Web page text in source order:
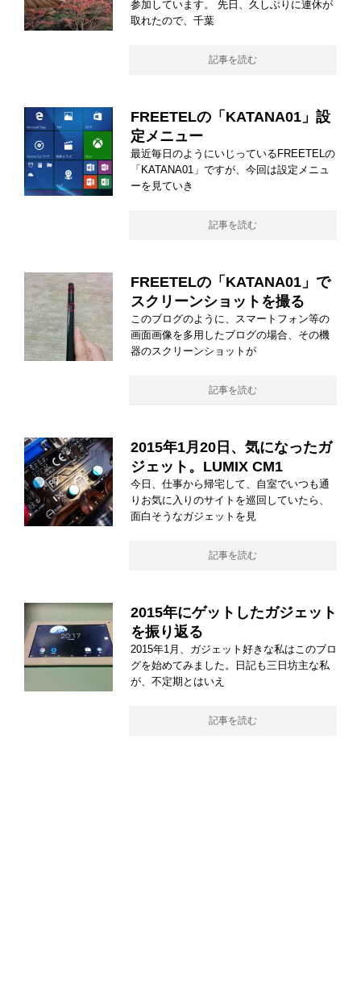
参加しています。 先日、久しぶりに連休が
取れたので、千葉
記事を読む
FREETELの「KATANA01」設
定メニュー
最近毎日のようにいじっているFREETELの
「KATANA01」ですが、今回は設定メニュ
ーを見ていき
記事を読む
FREETELの「KATANA01」で
スクリーンショットを撮る
このブログのように、スマートフォン等の
画面画像を多用したブログの場合、その機
器のスクリーンショットが
記事を読む
2015年1月20日、気になったガ
ジェット。LUMIX CM1
今日、仕事から帰宅して、自室でいつも通
りお気に入りのサイトを巡回していたら、
面白そうなガジェットを見
記事を読む
2015年にゲットしたガジェット
を振り返る
2015年1月、ガジェット好きな私はこのブロ
グを始めてみました。日記も三日坊主な私
が、不定期とはいえ
記事を読む